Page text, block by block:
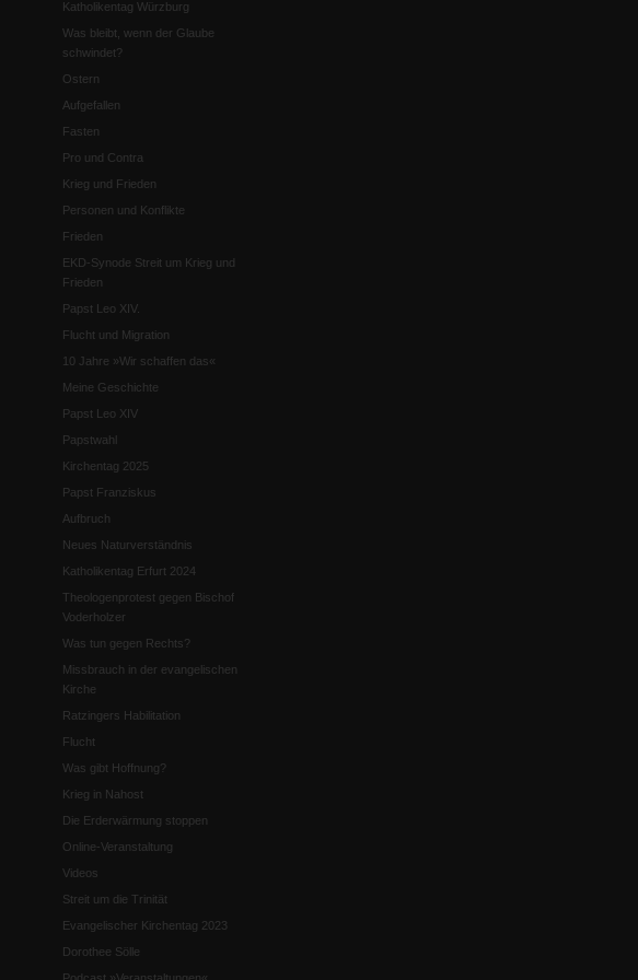
Katholikentag Würzburg
Was bleibt, wenn der Glaube
schwindet?
Ostern
Aufgefallen
Fasten
Pro und Contra
Krieg und Frieden
Personen und Konflikte
Frieden
EKD-Synode Streit um Krieg und
Frieden
Papst Leo XIV.
Flucht und Migration
10 Jahre »Wir schaffen das«
Meine Geschichte
Papst Leo XIV
Papstwahl
Kirchentag 2025
Papst Franziskus
Aufbruch
Neues Naturverständnis
Katholikentag Erfurt 2024
Theologenprotest gegen Bischof
Voderholzer
Was tun gegen Rechts?
Missbrauch in der evangelischen
Kirche
Ratzingers Habilitation
Flucht
Was gibt Hoffnung?
Krieg in Nahost
Die Erderwärmung stoppen
Online-Veranstaltung
Videos
Streit um die Trinität
Evangelischer Kirchentag 2023
Dorothee Sölle